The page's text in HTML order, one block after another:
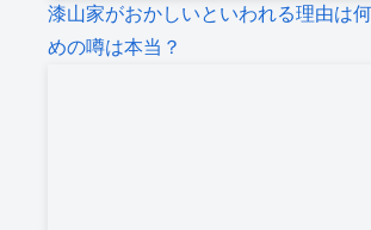
漆山家がおかしいといわれる理由は
めの噂は本当？